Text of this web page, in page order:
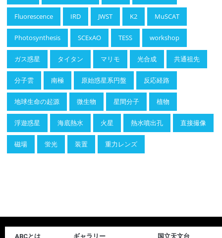
Fluorescence IRD JWST K2 MuSCAT
Photosynthesis SCExAO TESS workshop
ガス惑星 タイタン マリモ 光合成 共通祖先
分子雲 南極 原始惑星系円盤 反応経路
地球生命の起源 微生物 星間分子 植物
浮遊惑星 海底熱水 火星 熱水噴出孔 直接撮像
磁場 蛍光 装置 重力レンズ
ABCとは ギャラリー 国立天文台